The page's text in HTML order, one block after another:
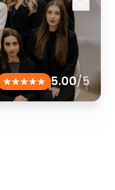
5.00/5